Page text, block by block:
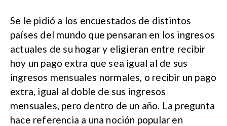
Se le pidió a los encuestados de distintos
países del mundo que pensaran en los ingresos
actuales de su hogar y eligieran entre recibir
hoy un pago extra que sea igual al de sus
ingresos mensuales normales, o recibir un pago
extra, igual al doble de sus ingresos
mensuales, pero dentro de un año. La pregunta
hace referencia a una noción popular en